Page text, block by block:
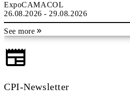
ExpoCAMACOL
26.08.2026 - 29.08.2026
See more
CPI-Newsletter